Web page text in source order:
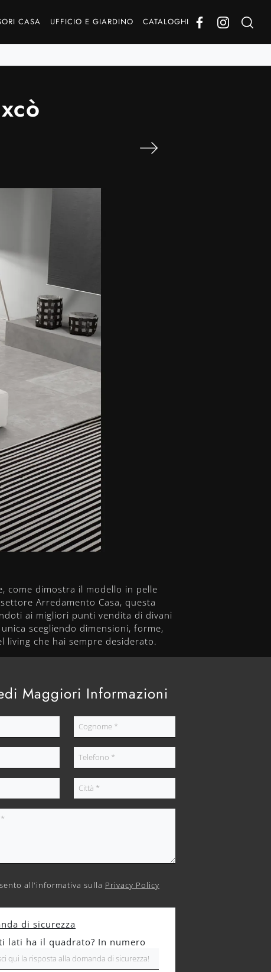
CASA UFFICIO E GIARDINO CATALOGHI
come dimostra il modello in pelle
Arredamento Casa, questa
ai migliori punti vendita di divani
scegliendo dimensioni, forme,
che hai sempre desiderato.
Maggiori Informazioni
all'informativa sulla Privacy Policy
di sicurezza
lati ha il quadrato? In numero